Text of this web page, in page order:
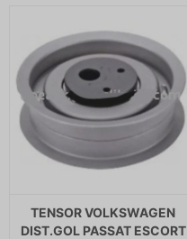
TENSOR VOLKSWAGEN
DIST.GOL PASSAT ESCORT